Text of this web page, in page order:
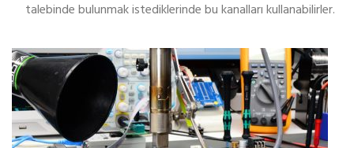
talebinde bulunmak istediklerinde bu kanalları kullanabilirler.